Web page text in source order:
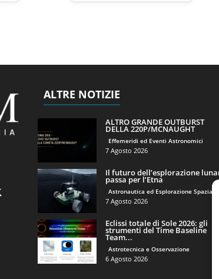
ALTRE NOTIZIE
ALTRO GRANDE OUTBURST
DELLA 220P/MCNAUGHT
Effemeridi ed Eventi Astronomici
7 Agosto 2026
Il futuro dell’esplorazione
passa per l’Etna
Astronautica ed Esplorazione Spaziale
7 Agosto 2026
Eclissi totale di Sole 2026: gli
strumenti del Time Baseline
Team...
Astrotecnica e Osservazione
6 Agosto 2026